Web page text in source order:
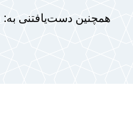
همچنین دست‌یافتنی به: